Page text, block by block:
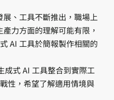
、工具不斷推出，職場上
力方面的理解可能有限，
AI 工具於簡報製作相關的
成式 AI 工具整合到實際工
性，希望了解適用情境與